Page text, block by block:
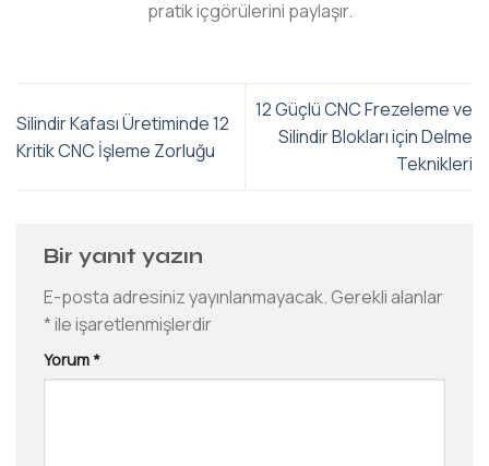
pratik içgörülerini paylaşır.
Silindir Kafası Üretiminde 12
Kritik CNC İşleme Zorluğu
12 Güçlü CNC Frezeleme ve
Silindir Blokları için Delme
Teknikleri
Bir yanıt yazın
E-posta adresiniz yayınlanmayacak.Gerekli alanlar
*ile işaretlenmişlerdir
Yorum *